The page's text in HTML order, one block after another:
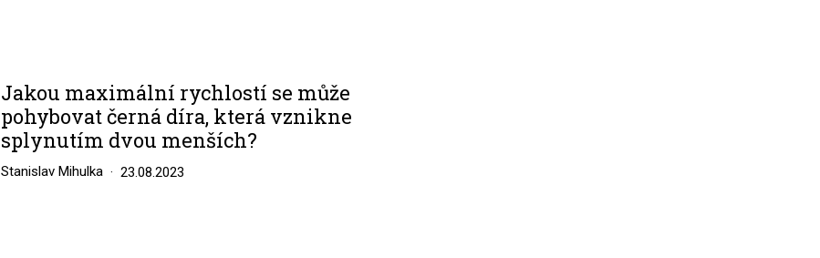
Jakou maximální rychlostí se může
pohybovat černá díra, která vznikne
splynutím dvou menších?
Stanislav Mihulka 23.08.2023